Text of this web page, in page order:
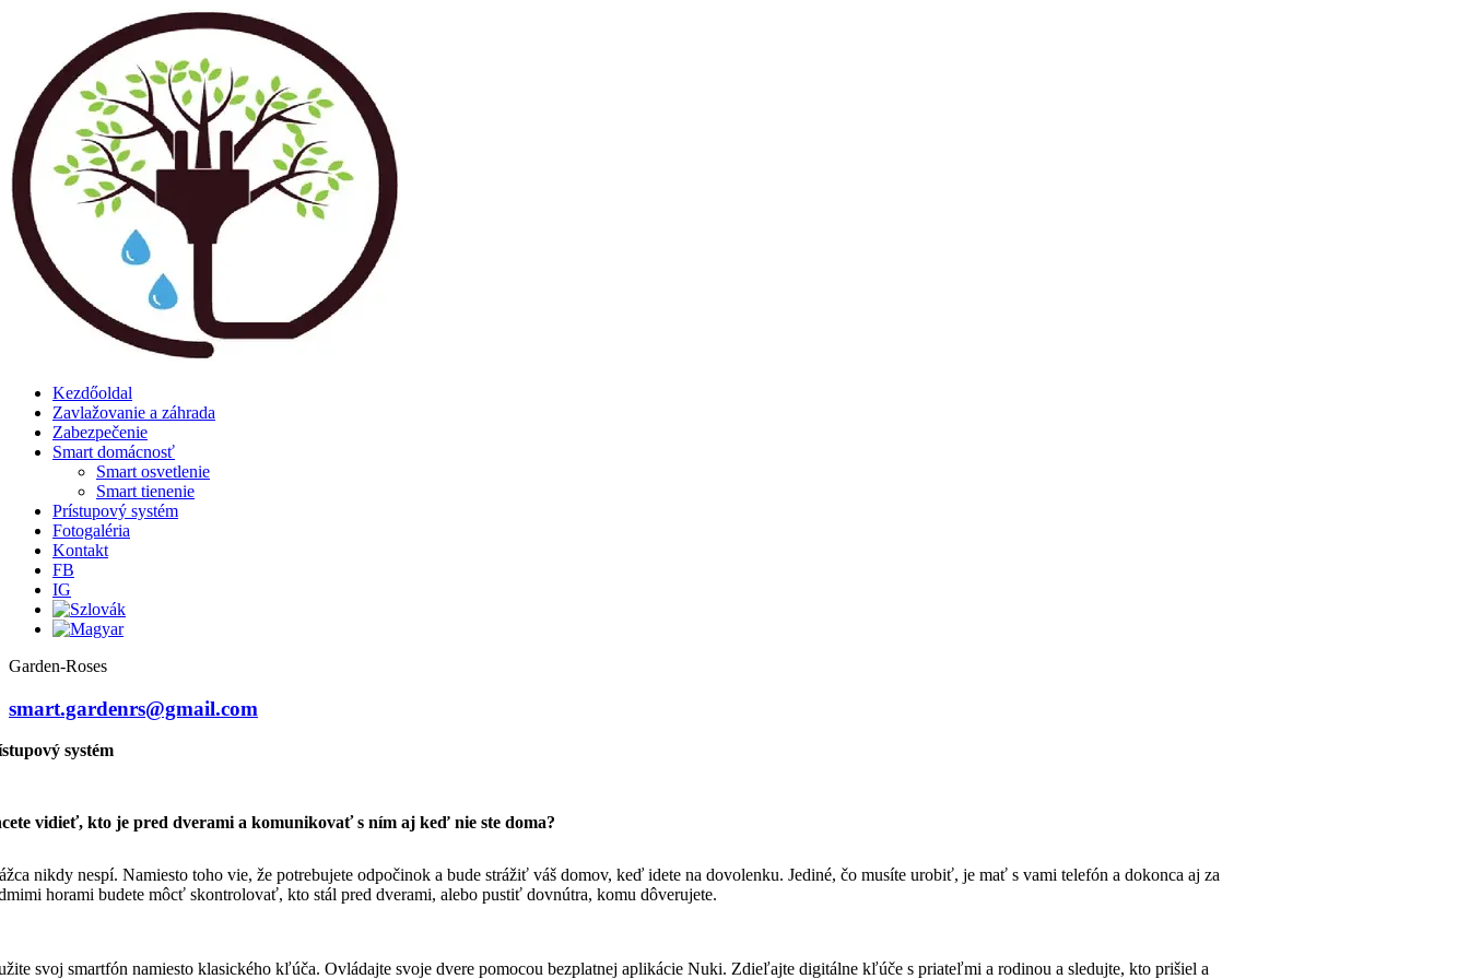
Kezdőoldal
Zavlažovanie a záhrada
Zabezpečenie
Smart domácnosť
Smart osvetlenie
Smart tienenie
Prístupový systém
Fotogaléria
Kontakt
FB
IG
Garden-Roses
smart.gardenrs@gmail.com
systém
vidieť, kto je pred dverami a komunikovať s ním aj keď nie ste doma?
nikdy nespí. Namiesto toho vie, že potrebujete odpočinok a bude strážiť váš domov, keď idete na dovolenku. Jediné, čo musíte urobiť, je mať s vami telefón a dokonca aj za
horami budete môcť skontrolovať, kto stál pred dverami, alebo pustiť dovnútra, komu dôverujete.
svoj smartfón namiesto klasického kľúča. Ovládajte svoje dvere pomocou bezplatnej aplikácie Nuki. Zdieľajte digitálne kľúče s priateľmi a rodinou a sledujte, kto prišiel a